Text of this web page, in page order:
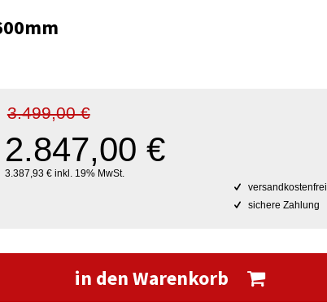
3.499,00 €
2.847,00 €
3.387,93 € inkl. 19% MwSt.
versandkostenfrei
sichere Zahlung
in den Warenkorb